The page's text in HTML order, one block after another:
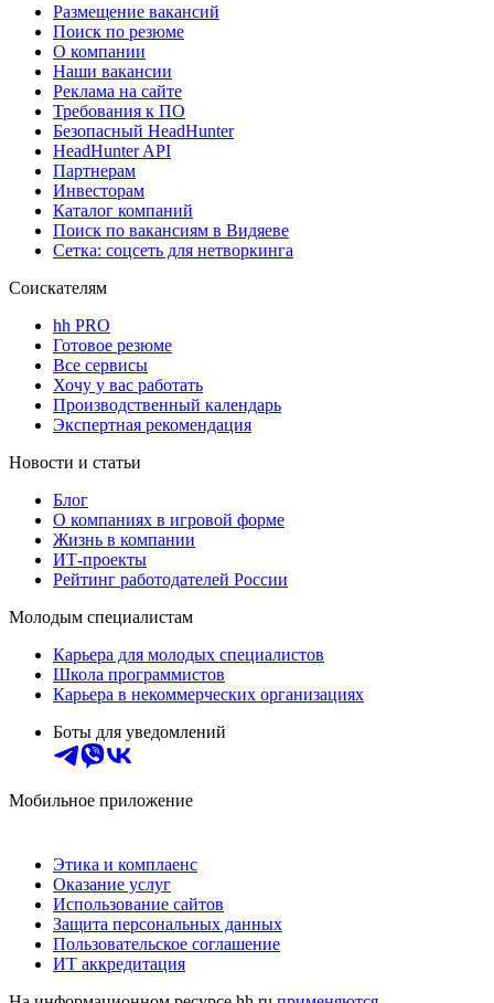
Размещение вакансий
Поиск по резюме
О компании
Наши вакансии
Реклама на сайте
Требования к ПО
Безопасный HeadHunter
HeadHunter API
Партнерам
Инвесторам
Каталог компаний
Поиск по вакансиям в Видяеве
Сетка: соцсеть для нетворкинга
Соискателям
hh PRO
Готовое резюме
Все сервисы
Хочу у вас работать
Производственный календарь
Экспертная рекомендация
Новости и статьи
Блог
О компаниях в игровой форме
Жизнь в компании
ИТ-проекты
Рейтинг работодателей России
Молодым специалистам
Карьера для молодых специалистов
Школа программистов
Карьера в некоммерческих организациях
Боты для уведомлений
Мобильное приложение
Этика и комплаенс
Оказание услуг
Использование сайтов
Защита персональных данных
Пользовательское соглашение
ИТ аккредитация